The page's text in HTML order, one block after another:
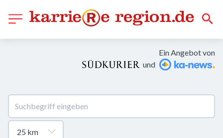
Ein Angebot von
und